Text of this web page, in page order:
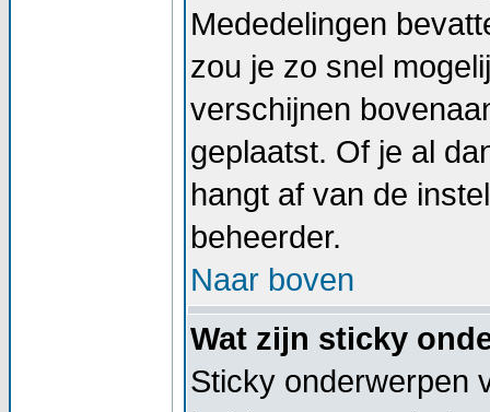
Mededelingen
zou je zo snel
verschijnen
geplaatst. Of je al
hangt af van de
beheerder.
Naar boven
Wat zijn sticky
Sticky onderwerpen